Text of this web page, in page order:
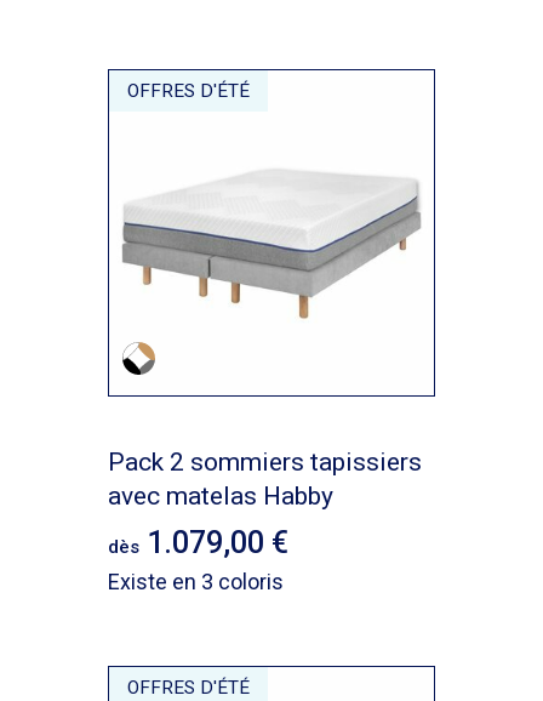
OFFRES D'ÉTÉ
Pack 2 sommiers tapissiers
avec matelas Habby
dès 1.079,00
Existe en 3 coloris
OFFRES D'ÉTÉ